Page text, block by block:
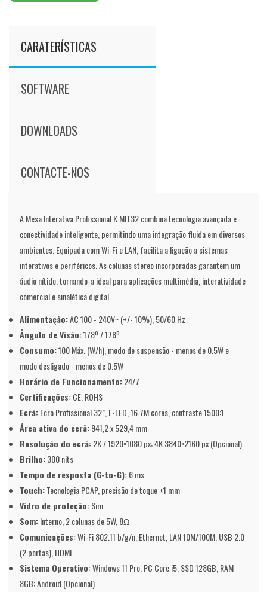
CARATERÍSTICAS
SOFTWARE
DOWNLOADS
CONTACTE-NOS
A Mesa Interativa Profissional K MIT32 combina tecnologia avançada e
conectividade inteligente, permitindo uma integração fluida em diversos
ambientes. Equipada com Wi-Fi e LAN, facilita a ligação a sistemas
interativos e periféricos. As colunas stereo incorporadas garantem um
áudio nítido, tornando-a ideal para aplicações multimédia, interatividade
comercial e sinalética digital.
Alimentação:AC 100 - 240V~ (+/- 10%), 50/60 Hz
Ângulo de Visão:178º / 178º
Consumo:100 Máx. (W/h), modo de suspensão - menos de 0.5W e
modo desligado - menos de 0.5W
Horário de Funcionamento:24/7
Certificações:CE, ROHS
Ecrã:Ecrã Profissional 32”, E-LED, 16.7M cores, contraste 1500:1
Área ativa do ecrã:941,2 x 529,4 mm
Resolução do ecrã:2K / 1920×1080 px; 4K 3840×2160 px (Opcional)
Brilho:300 nits
Tempo de resposta (G-to-G):6 ms
Touch:Tecnologia PCAP, precisão de toque ±1 mm
Vidro de proteção:Sim
Som:Interno, 2 colunas de 5W, 8Ω
Comunicações:Wi-Fi 802.11 b/g/n, Ethernet, LAN 10M/100M, USB 2.0
(2 portas), HDMI
Sistema Operativo:Windows 11 Pro, PC Core i5, SSD 128GB, RAM
8GB; Android (Opcional)